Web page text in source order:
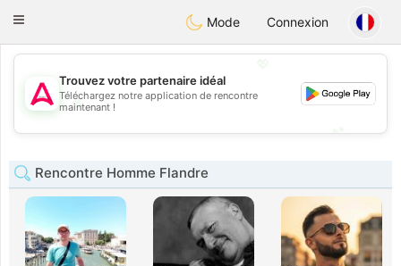
Tantôt
Toggle
Mode Connexion
💖
💕
Trouvez votre partenaire idéal
Téléchargez notre application de rencontre
maintenant !
Rencontre Homme Flandre